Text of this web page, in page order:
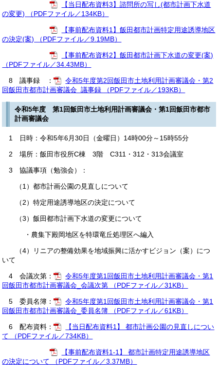
【当日配布資料3】諮問所の写し(都市計画下水道
の変更) （PDFファイル／134KB）
【事前配布資料1】飯田都市計画特定用途誘導地区
の決定(案) （PDFファイル／9.19MB）
【事前配布資料2】飯田都市計画下水道の変更(案)
（PDFファイル／34.43MB）
8 議事録 ：
令和5年度第2回飯田市土地利用計画審議会・第2
回飯田市都市計画審議会 議事録 （PDFファイル／193KB）
令和5年度 第1回飯田市土地利用計画審議会・第1回飯田市都市
計画審議会
1 日時：令和5年6月30日（金曜日）14時00分～15時55分
2 場所：飯田市役所C棟 3階 C311・312・313会議室
3 協議事項（勉強会）：
（1）都市計画公園の見直しについて
（2）特定用途誘導地区の決定について
（3）飯田都市計画下水道の変更について
・農集下殿岡地区を特環竜丘処理区へ編入
（4）リニアの整備効果を地域振興に活かすビジョン（案）につ
いて
4 会議次第：
令和5年度第1回飯田市土地利用計画審議会・第1
回飯田市都市計画審議会_会議次第 （PDFファイル／31KB）
5 委員名簿：
令和5年度第1回飯田市土地利用計画審議会・第1
回飯田市都市計画審議会_委員名簿 （PDFファイル／61KB）
6 配布資料：
【当日配布資料1】 都市計画公園の見直しについ
て （PDFファイル／734KB）
【事前配布資料1-1】 都市計画特定用途誘導地区
の決定について （PDFファイル／3.37MB）